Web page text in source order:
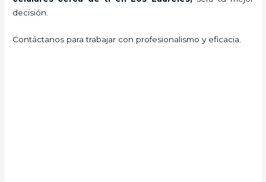
decisión.
Contáctanos para trabajar con profesionalismo y eficacia.